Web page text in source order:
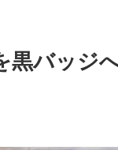
黒バッジ